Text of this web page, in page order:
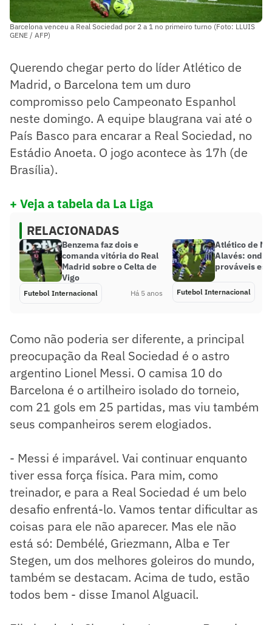
Barcelona venceu a Real Sociedad por 2 a 1 no primeiro turno (Foto: LLUIS
GENE / AFP)
Querendo chegar perto do líder Atlético de
Madrid, o Barcelona tem um duro
compromisso pelo Campeonato Espanhol
neste domingo. A equipe blaugrana vai até o
País Basco para encarar a Real Sociedad, no
Estádio Anoeta. O jogo acontece às 17h (de
Brasília).
+ Veja a tabela da La Liga
RELACIONADAS
Benzema faz dois e
comanda vitória do Real
Madrid sobre o Celta de
Vigo
Futebol Internacional Há 5 anos
Atlético de
Alavés: onde
prováveis
Futebol Internacional
Como não poderia ser diferente, a principal
preocupação da Real Sociedad é o astro
argentino Lionel Messi. O camisa 10 do
Barcelona é o artilheiro isolado do torneio,
com 21 gols em 25 partidas, mas viu também
seus companheiros serem elogiados.
- Messi é imparável. Vai continuar enquanto
tiver essa força física. Para mim, como
treinador, e para a Real Sociedad é um belo
desafio enfrentá-lo. Vamos tentar dificultar as
coisas para ele não aparecer. Mas ele não
está só: Dembélé, Griezmann, Alba e Ter
Stegen, um dos melhores goleiros do mundo,
também se destacam. Acima de tudo, estão
todos bem - disse Imanol Alguacil.